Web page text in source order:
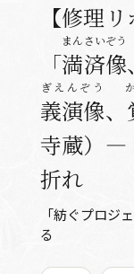
【修理
「満済像
まんさいぞう
、
義演像
ぎえんぞう
、
寺蔵）―
折れ
「紡ぐプロジ
る